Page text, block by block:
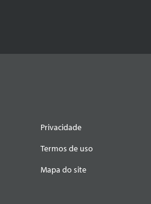
Privacidade
Termos de uso
Mapa do site